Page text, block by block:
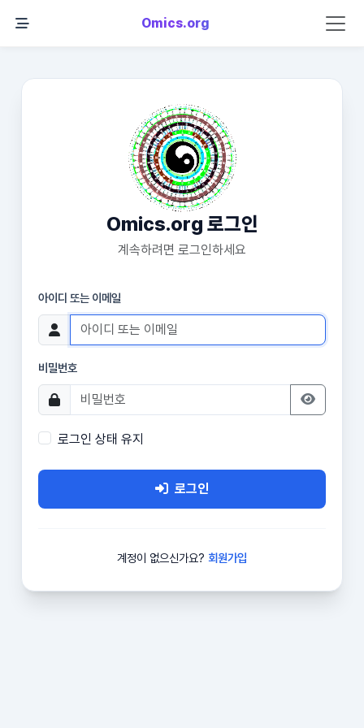
Omics.org
Omics.org 로그인
계속하려면 로그인하세요
아이디 또는 이메일
비밀번호
로그인 상태 유지
로그인
계정이 없으신가요? 회원가입